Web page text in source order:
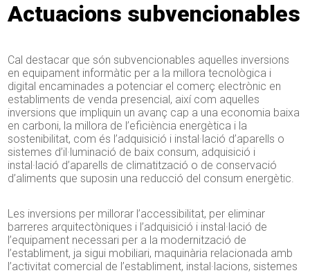
Actuacions subvencionables
Cal destacar que són subvencionables aquelles inversions
en equipament informàtic per a la millora tecnològica i
digital encaminades a potenciar el comerç electrònic en
establiments de venda presencial, així com aquelles
inversions que impliquin un avanç cap a una economia baixa
en carboni, la millora de l’eficiència energètica i la
sostenibilitat, com és l’adquisició i instal·lació d’aparells o
sistemes d’il·luminació de baix consum, adquisició i
instal·lació d’aparells de climatització o de conservació
d’aliments que suposin una reducció del consum energètic.
Les inversions per millorar l’accessibilitat, per eliminar
barreres arquitectòniques i l’adquisició i instal·lació de
l’equipament necessari per a la modernització de
l’establiment, ja sigui mobiliari, maquinària relacionada amb
l’activitat comercial de l’establiment, instal·lacions, sistemes